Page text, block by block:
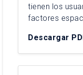
tienen los
factores
resultados del
Descargar